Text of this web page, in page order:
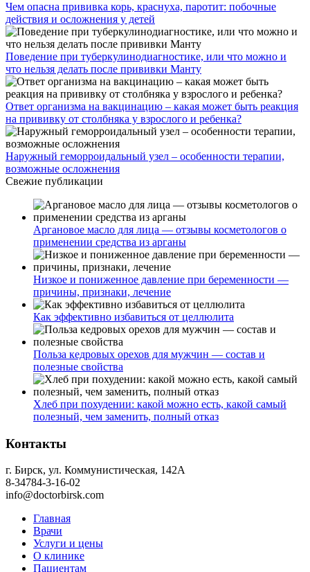
Чем опасна прививка корь, краснуха, паротит: побочные
действия и осложнения у детей
Поведение при туберкулинодиагностике, или что можно и
что нельзя делать после прививки Манту
Ответ организма на вакцинацию – какая может быть реакция
на прививку от столбняка у взрослого и ребенка?
Наружный геморроидальный узел – особенности терапии,
возможные осложнения
Свежие публикации
Аргановое масло для лица — отзывы косметологов о
применении средства из арганы
Низкое и пониженное давление при беременности —
причины, признаки, лечение
Как эффективно избавиться от целлюлита
Польза кедровых орехов для мужчин — состав и
полезные свойства
Хлеб при похудении: какой можно есть, какой самый
полезный, чем заменить, полный отказ
Контакты
г. Бирск, ул. Коммунистическая, 142А
8-34784-3-16-02
info@doctorbirsk.com
Главная
Врачи
Услуги и цены
О клинике
Пациентам